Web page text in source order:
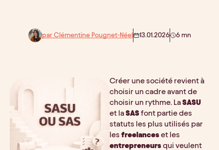
par Clémentine Pougnet-Néel 13.01.2026 6 mn
Créer une société revient à
choisir un cadre avant de
choisir un rythme. LaSASU
et laSASfont partie des
statuts les plus utilisés par
les freelanceset les
entrepreneursqui veulent